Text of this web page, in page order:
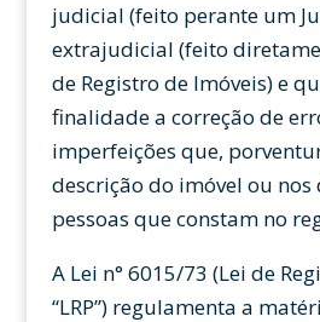
judicial (feito perante um
extrajudicial (feito
de Registro de Imóveis) e
finalidade a correção de
imperfeições que,
descrição do imóvel ou nos
pessoas que constam no
A Lei n° 6015/73 (Lei de
“LRP”) regulamenta a